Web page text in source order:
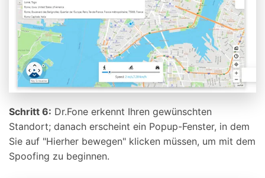
Schritt 6: Dr.Fone erkennt Ihren gewünschten
Standort; danach erscheint ein Popup-Fenster, in dem
Sie auf "Hierher bewegen" klicken müssen, um mit dem
Spoofing zu beginnen.